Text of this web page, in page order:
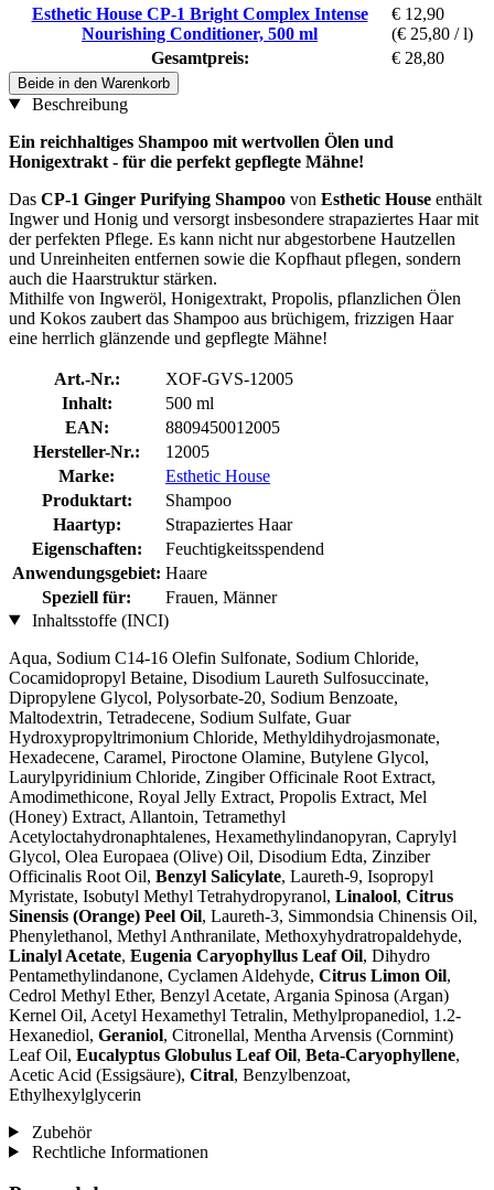
Esthetic House CP-1 Bright Complex Intense
Nourishing Conditioner, 500 ml
€ 12,90
(€ 25,80 / l)
Gesamtpreis:
€ 28,80
Beide in den Warenkorb
Beschreibung
Ein reichhaltiges Shampoo mit wertvollen Ölen und
Honigextrakt - für die perfekt gepflegte Mähne!
Das CP-1 Ginger Purifying Shampoo von Esthetic House enthält
Ingwer und Honig und versorgt insbesondere strapaziertes Haar mit
der perfekten Pflege. Es kann nicht nur abgestorbene Hautzellen
und Unreinheiten entfernen sowie die Kopfhaut pflegen, sondern
auch die Haarstruktur stärken.
Mithilfe von Ingweröl, Honigextrakt, Propolis, pflanzlichen Ölen
und Kokos zaubert das Shampoo aus brüchigem, frizzigen Haar
eine herrlich glänzende und gepflegte Mähne!
Art.-Nr.:
XOF-GVS-12005
Inhalt:
500 ml
EAN:
8809450012005
Hersteller-Nr.:
12005
Marke:
Esthetic House
Produktart:
Shampoo
Haartyp:
Strapaziertes Haar
Eigenschaften:
Feuchtigkeitsspendend
Anwendungsgebiet: Haare
Speziell für:
Frauen, Männer
Inhaltsstoffe (INCI)
Aqua, Sodium C14-16 Olefin Sulfonate, Sodium Chloride,
Cocamidopropyl Betaine, Disodium Laureth Sulfosuccinate,
Dipropylene Glycol, Polysorbate-20, Sodium Benzoate,
Maltodextrin, Tetradecene, Sodium Sulfate, Guar
Hydroxypropyltrimonium Chloride, Methyldihydrojasmonate,
Hexadecene, Caramel, Piroctone Olamine, Butylene Glycol,
Laurylpyridinium Chloride, Zingiber Officinale Root Extract,
Amodimethicone, Royal Jelly Extract, Propolis Extract, Mel
(Honey) Extract, Allantoin, Tetramethyl
Acetyloctahydronaphtalenes, Hexamethylindanopyran, Caprylyl
Glycol, Olea Europaea (Olive) Oil, Disodium Edta, Zinziber
Officinalis Root Oil, Benzyl Salicylate, Laureth-9, Isopropyl
Myristate, Isobutyl Methyl Tetrahydropyranol, Linalool, Citrus
Sinensis (Orange) Peel Oil, Laureth-3, Simmondsia Chinensis Oil,
Phenylethanol, Methyl Anthranilate, Methoxyhydratropaldehyde,
Linalyl Acetate, Eugenia Caryophyllus Leaf Oil, Dihydro
Pentamethylindanone, Cyclamen Aldehyde, Citrus Limon Oil,
Cedrol Methyl Ether, Benzyl Acetate, Argania Spinosa (Argan)
Kernel Oil, Acetyl Hexamethyl Tetralin, Methylpropanediol, 1.2-
Hexanediol, Geraniol, Citronellal, Mentha Arvensis (Cornmint)
Leaf Oil, Eucalyptus Globulus Leaf Oil, Beta-Caryophyllene,
Acetic Acid (Essigsäure), Citral, Benzylbenzoat,
Ethylhexylglycerin
Zubehör
Rechtliche Informationen